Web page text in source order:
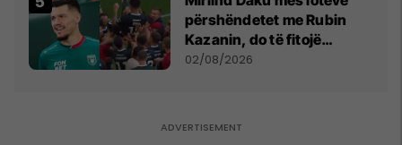
përshëndetet me Rubin
Kazanin, do të fitojë
miliona te Spartak Moska
02/08/2026